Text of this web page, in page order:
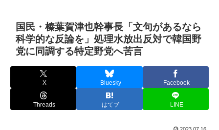
国民・榛葉賀津也幹事長「文句があるなら
科学的な反論を」処理水放出反対で韓国野
党に同調する特定野党へ苦言
X Bluesky Facebook
Threads はてブ LINE